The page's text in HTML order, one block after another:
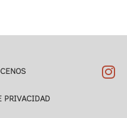
PRIVACIDAD